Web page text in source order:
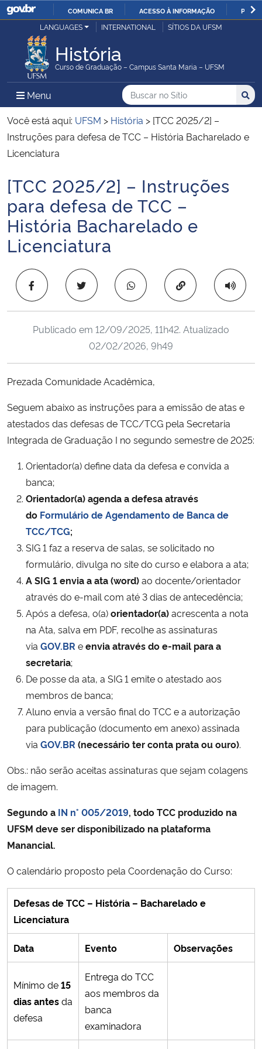
IR
COMUNICA BR ACESSO À INFORMAÇÃO
Ministério da Justiça e Segurança Pública
Ministério da Defesa
Ministério das Relações Exteriores
Ministério da Economia
Ministério da Infraestrutura
Ministério da Agricultura, Pecuária e Abastecimento
Ministério da Educação
Ministério da Cidadania
Ministério da Saúde
Ministério de Minas e Energia
Ministério da Ciência, Tecnologia, Inovações e Comunicações
Ministério do Turismo
Controladoria-Geral da União
Ministério da Mulher, da Família e dos Direitos Humanos
Secretaria-Geral
Secretaria de Governo
Gabinete de Segurança Institucional
Advocacia-Geral da União
Banco Central do Brasil
Planalto
LANGUAGES INTERNATIONAL SÍTIOS DA UFSM
História
Curso de Graduação – Campus Santa Maria – UFSM
Menu Menu Principal do Sítio
Busca
Buscar no no Sítio
Busca:
Você está aqui: UFSM > História > [TCC 2025/2] –
Instruções para defesa de TCC – História Bacharelado e
Licenciatura
Início do conteúdo
[TCC 2025/2] – Instruções
para defesa de TCC –
História Bacharelado e
Licenciatura
Copiar para área
Publicado em 12/09/2025, 11h42. Atualizado
02/02/2026, 9h49
Prezada Comunidade Acadêmica,
Seguem abaixo as instruções para a emissão de atas e
atestados das defesas de TCC/TCG pela Secretaria
Integrada de Graduação I no segundo semestre de 2025:
Orientador(a) define data da defesa e convida a
banca;
Orientador(a) agenda a defesa através
do Formulário de Agendamento de Banca de
TCC/TCG;
SIG 1 faz a reserva de salas, se solicitado no
formulário, divulga no site do curso e elabora a ata;
A SIG 1 envia a ata (word)ao docente/orientador
através do e-mail com até 3 dias de antecedência;
Após a defesa, o(a)orientador(a)acrescenta a nota
na Ata, salva em PDF, recolhe as assinaturas
via GOV.BR eenvia através do e-mail para a
secretaria;
De posse da ata, a SIG 1 emite o atestado aos
membros de banca;
Aluno envia a versão final do TCC e a autorização
para publicação (documento em anexo) assinada
via GOV.BR (necessário ter conta prata ou ouro).
Obs.: não serão aceitas assinaturas que sejam colagens
de imagem.
Segundo a IN n° 005/2019, todo TCC produzido na
UFSM deve ser disponibilizado na plataforma
Manancial.
O calendário proposto pela Coordenação do Curso:
Defesas de TCC – História – Bacharelado e
Licenciatura
Data Evento Observações
Mínimo de15
dias antesda
defesa
Entrega do TCC
aos membros da
banca
examinadora